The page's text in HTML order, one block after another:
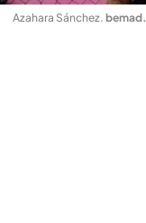
Azahara Sánchez.